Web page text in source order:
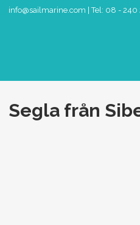
info@sailmarine.com | Tel: 08 - 240
Segla från